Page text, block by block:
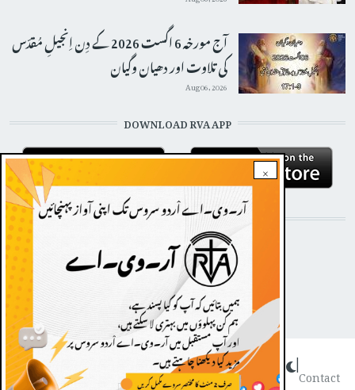
×
آج مورخہ 6 اگست 2026 کے دِن اِنجیلِ مُقدّس
کی تلاوت اور دھیان وگیان
Aug 06, 2026
DOWNLOAD RVA APP
STAY CONNECTED WITH US!
Contact
|
Dark theme